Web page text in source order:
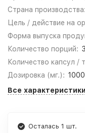
Страна производства:
Цель / действие на
Форма выпуска
Количество порций:
Количество капсул /
Дозировка (мг.): 1000
Все характеристики
Осталась 1 шт.